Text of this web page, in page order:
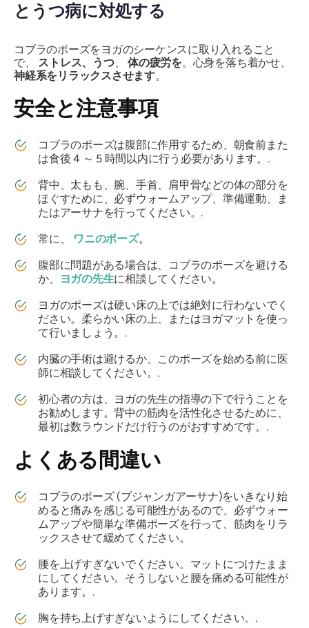
とうつ病に対処する
コブラのポーズをヨガのシーケンスに取り入れること
で、 ストレス、うつ、体の疲労を。心身を落ち着かせ、
神経系をリラックスさせます。
安全と注意事項
コブラのポーズは腹部に作用するため、朝食前また
は食後 4 ～ 5 時間以内に行う必要があります。.
背中、太もも、腕、手首、肩甲骨などの体の部分を
ほぐすために、必ずウォームアップ、準備運動、ま
たはアーサナを行ってください。.
常に、
ワニのポーズ。
腹部に問題がある場合は、コブラのポーズを避ける
か、
ヨガの先生に相談してください。
ヨガのポーズは硬い床の上では絶対に行わないでく
ださい。柔らかい床の上、またはヨガマットを使っ
て行いましょう。.
内臓の手術は避けるか、このポーズを始める前に医
師に相談してください。.
初心者の方は、ヨガの先生の指導の下で行うことを
お勧めします。背中の筋肉を活性化させるために、
最初は数ラウンドだけ行うのがおすすめです。.
よくある間違い
コブラのポーズ (ブジャンガアーサナ)をいきなり始
めると痛みを感じる可能性があるので、必ずウォー
ムアップや簡単な準備ポーズを行って、筋肉をリラ
ックスさせて緩めてください。
腰を上げすぎないでください。マットにつけたまま
にしてください。そうしないと腰を痛める可能性が
あります。.
胸を持ち上げすぎないようにしてください。.